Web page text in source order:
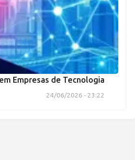
Empresas de Tecnologia
24/06/2026 - 23:22